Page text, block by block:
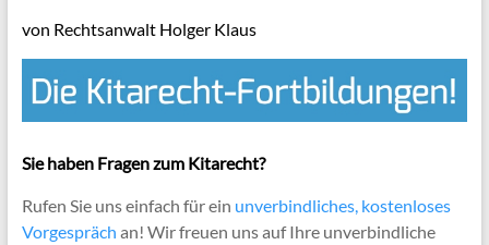
von Rechtsanwalt Holger Klaus
Sie haben Fragen zum Kitarecht?
Rufen Sie uns einfach für ein unverbindliches, kostenloses
Vorgespräch an! Wir freuen uns auf Ihre unverbindliche